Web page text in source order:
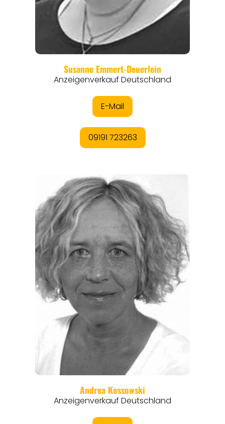
ORTE
EVENTS
REISEFÜHRER
REISEMAGAZINE
ANGEBOTE